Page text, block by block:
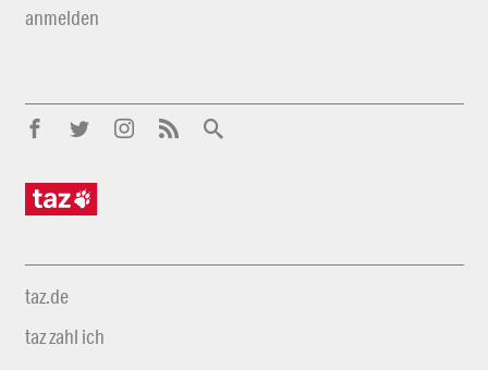
anmelden
taz.de
taz zahl ich